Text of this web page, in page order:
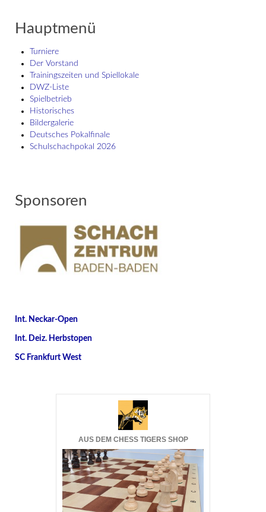
Hauptmenü
Turniere
Der Vorstand
Trainingszeiten und Spiellokale
DWZ-Liste
Spielbetrieb
Historisches
Bildergalerie
Deutsches Pokalfinale
Schulschach­pokal 2026
Sponsoren
Int. Neckar-Open
Int. Deiz. Herbstopen
SC Frankfurt West
AUS DEM CHESS TIGERS SHOP